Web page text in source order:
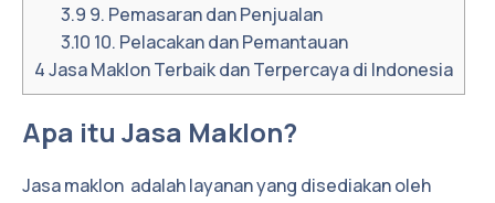
3.9 9. Pemasaran dan Penjualan
3.10 10. Pelacakan dan Pemantauan
4Jasa Maklon Terbaik dan Terpercaya di Indonesia
Apa itu Jasa Maklon?
Jasa maklon adalah layanan yang disediakan oleh